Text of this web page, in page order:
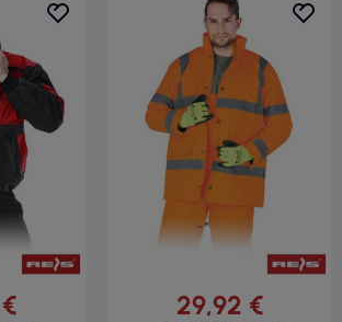
29,92 €